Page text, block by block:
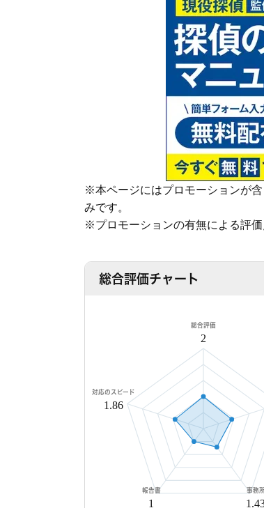
調査で使用するカメラ数
調査バッテリー総容量
毎年最新機材を購入してい
(他社２～３年に１回買い
「明朗会計」がモットー
依頼者様にあった最適な
「明朗会計」がモットー
依頼者様にあった最適な
ご希望の日程を選んで無料相談！
8/7
8/8
※本ページにはプロモーションが
みです。
※プロモーションの有無による評
総合評価チャート
総合評価
2
事務
報告書
1
対応のスピード
1.86